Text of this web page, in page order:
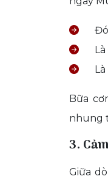
Bữa
nhung
3.
Giữa